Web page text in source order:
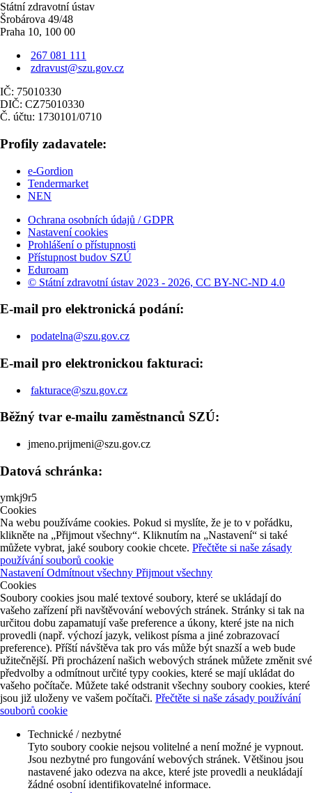
Státní zdravotní ústav
Šrobárova 49/48
Praha 10, 100 00
267 081 111
zdravust@szu.gov.cz
IČ: 75010330
DIČ: CZ75010330
Č. účtu: 1730101/0710
Profily zadavatele:
e-Gordion
Tendermarket
NEN
Ochrana osobních údajů / GDPR
Nastavení cookies
Prohlášení o přístupnosti
Přístupnost budov SZÚ
Eduroam
© Státní zdravotní ústav 2023 - 2026, CC BY-NC-ND 4.0
E-mail pro elektronická podání:
podatelna@szu.gov.cz
E-mail pro elektronickou fakturaci:
fakturace@szu.gov.cz
Běžný tvar e-mailu zaměstnanců SZÚ:
jmeno.prijmeni@szu.gov.cz
Datová schránka:
ymkj9r5
Cookies
Na webu používáme cookies. Pokud si myslíte, že je to v pořádku,
klikněte na „Přijmout všechny“. Kliknutím na „Nastavení“ si také
můžete vybrat, jaké soubory cookie chcete. Přečtěte si naše zásady
používání souborů cookie
Nastavení Odmítnout všechny Přijmout všechny
Cookies
Soubory cookies jsou malé textové soubory, které se ukládají do
vašeho zařízení při navštěvování webových stránek. Stránky si tak na
určitou dobu zapamatují vaše preference a úkony, které jste na nich
provedli (např. výchozí jazyk, velikost písma a jiné zobrazovací
preference). Příští návštěva tak pro vás může být snazší a web bude
užitečnější. Při procházení našich webových stránek můžete změnit své
předvolby a odmítnout určité typy cookies, které se mají ukládat do
vašeho počítače. Můžete také odstranit všechny soubory cookies, které
jsou již uloženy ve vašem počítači. Přečtěte si naše zásady používání
souborů cookie
Technické / nezbytné
Tyto soubory cookie nejsou volitelné a není možné je vypnout.
Jsou nezbytné pro fungování webových stránek. Většinou jsou
nastavené jako odezva na akce, které jste provedli a neukládají
žádné osobní identifikovatelné informace.